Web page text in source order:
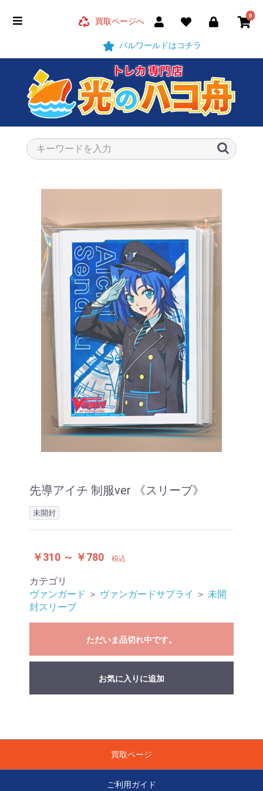
買取ページへ
パルワールドはコチラ
0
先導アイチ 制服ver 《スリーブ》
未開封
￥310 ～ ￥780 税込
カテゴリ
ヴァンガード ＞ ヴァンガードサプライ ＞ 未開
封スリーブ
ただいま品切れ中です。
お気に入りに追加
買取ページ
ご利用ガイド